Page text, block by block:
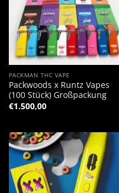
PACKMAN THC VAPE
Packwoods x Runtz Vapes
(100 Stück) Großpackung
€1.500,00